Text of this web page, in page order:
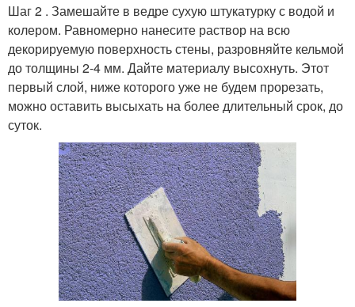
Шаг 2 . Замешайте в ведре сухую штукатурку с водой и
колером. Равномерно нанесите раствор на всю
декорируемую поверхность стены, разровняйте кельмой
до толщины 2-4 мм. Дайте материалу высохнуть. Этот
первый слой, ниже которого уже не будем прорезать,
можно оставить высыхать на более длительный срок, до
суток.